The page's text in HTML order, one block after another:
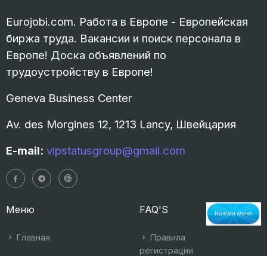
Eurojobi.com. Работа в Европе - Европейская
биржа труда. Вакансии и поиск персонала в
Европе! Доска объявлений по
трудоустройству в Европе!
Geneva Business Center
Av. des Morgines 12, 1213 Lancy, Швейцария
E-mail: vipstatusgroup@gmail.com
Меню
Главная
FAQ'S
Правила
регистрации